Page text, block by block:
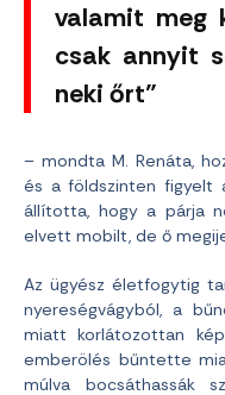
valamit meg
csak annyit
neki őrt”
– mondta M. Renáta,
és a földszinten figyelt
állította, hogy a párja
elvett mobilt, de ő
Az ügyész életfogytig
nyereségvágyból, a
miatt korlátozottan
emberölés bűntette
múlva bocsáthassák